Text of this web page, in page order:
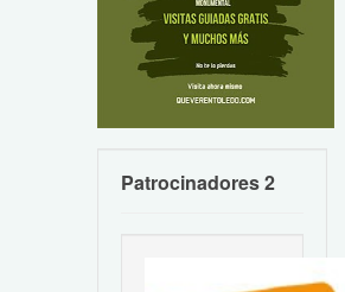
Patrocinadores 2